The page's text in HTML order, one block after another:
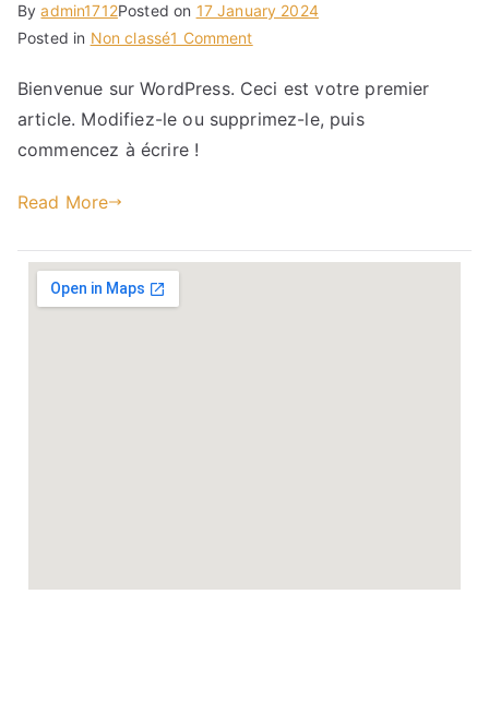
Byadmin1712Posted on 17 January 2024
Posted in Non classé1 Commenton
tout
le
Bienvenue sur WordPress. Ceci est votre premier
article. Modifiez-le ou supprimez-le, puis
commencez à écrire !
Read More